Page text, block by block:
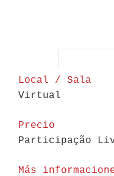
Local / Sala
Virtual
Precio
Participação
Más